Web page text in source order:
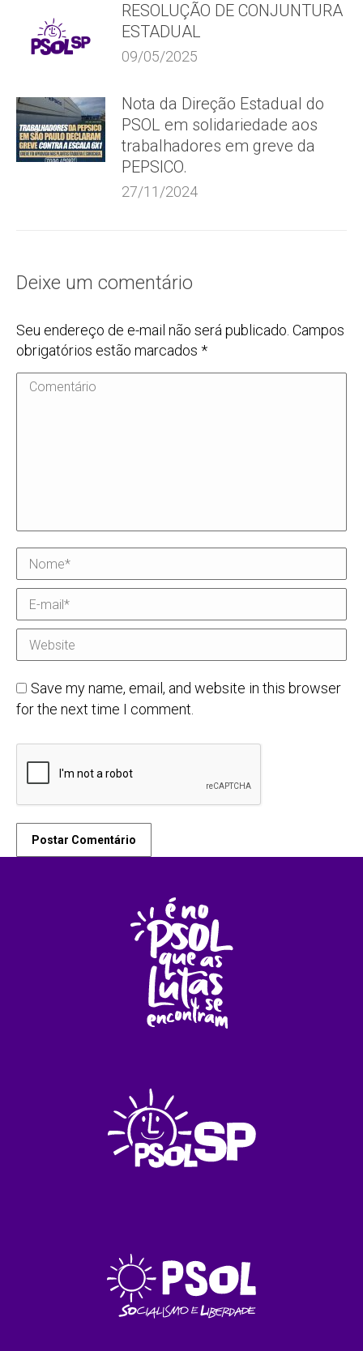
RESOLUÇÃO DE CONJUNTURA
ESTADUAL
09/05/2025
Nota da Direção Estadual do
PSOL em solidariedade aos
trabalhadores em greve da
PEPSICO.
27/11/2024
Deixe um comentário
Seu endereço de e-mail não será publicado. Campos
obrigatórios estão marcados *
Comentário
Nome *
E-mail *
Website
Save my name, email, and website in this browser
for the next time I comment.
Postar Comentário